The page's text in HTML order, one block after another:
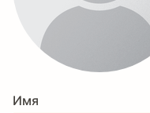
Имя